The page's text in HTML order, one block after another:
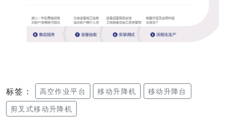
标签： 高空作业平台 移动升降机
移动升降台
剪叉式移动升降机